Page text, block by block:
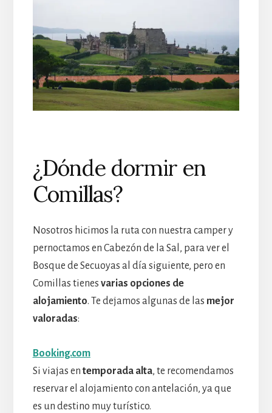
¿Dónde dormir en
Comillas?
Nosotros hicimos la ruta con nuestra camper y
pernoctamos en Cabezón de la Sal, para ver el
Bosque de Secuoyas al día siguiente, pero en
Comillas tienes varias opciones de
alojamiento. Te dejamos algunas de las mejor
valoradas:
Booking.com
Si viajas en temporada alta, te recomendamos
reservar el alojamiento con antelación, ya que
es un destino muy turístico.